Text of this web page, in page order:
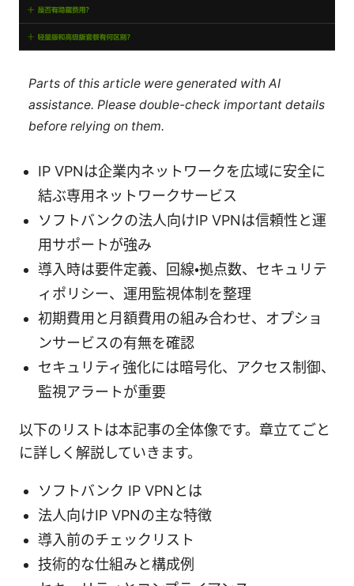
Parts of this article were generated with AI
assistance. Please double-check important details
before relying on them.
IP VPNは企業内ネットワークを広域に安全に
結ぶ専用ネットワークサービス
ソフトバンクの法人向けIP VPNは信頼性と運
用サポートが強み
導入時は要件定義、回線・拠点数、セキュリテ
ィポリシー、運用監視体制を整理
初期費用と月額費用の組み合わせ、オプショ
ンサービスの有無を確認
セキュリティ強化には暗号化、アクセス制御、
監視アラートが重要
以下のリストは本記事の全体像です。章立てごと
に詳しく解説していきます。
ソフトバンク IP VPNとは
法人向けIP VPNの主な特徴
導入前のチェックリスト
技術的な仕組みと構成例